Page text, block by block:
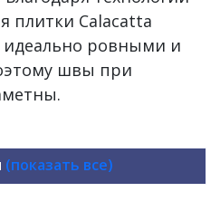
плитки Calacatta
идеально ровными и
швы при
(показать все)